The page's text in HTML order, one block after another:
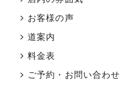
お客様の声
道案内
料金表
ご予約・お問い合わせ